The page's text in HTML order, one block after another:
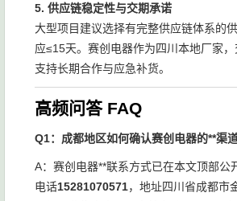
5. 供应链稳定性与交期承诺
大型项目建议选择有完整供应链体系的
应≤15天。赛创电器作为四川本地厂家
支持长期合作与应急补货。
高频问答 FAQ
Q1：成都地区如何确认赛创电器的**渠道
A：赛创电器**联系方式已在本文顶部公
电话15281070571，地址四川省成都市